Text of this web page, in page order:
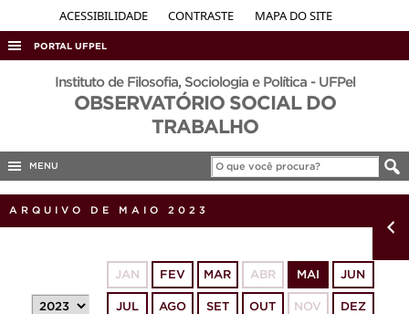
ACESSIBILIDADE CONTRASTE MAPA DO SITE
PORTAL UFPEL
ACESSO À INFORMAÇÃO
AUDITORIA
CONCURSOS
PORTARIAS
Instituto de Filosofia, Sociologia e Política - UFPel
OBSERVATÓRIO SOCIAL DO
TRABALHO
MENU
ARQUIVO DE MAIO 2023
JAN FEV MAR ABR MAI JUN
JUL AGO SET OUT NOV DEZ